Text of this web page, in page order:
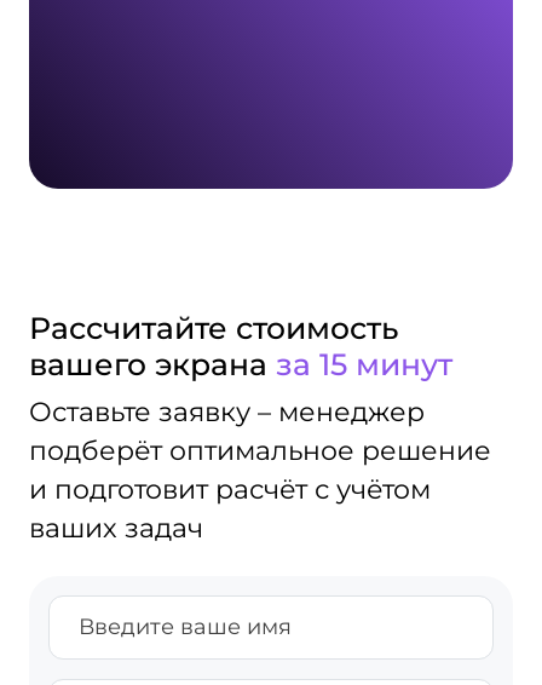
Рассчитайте стоимость
вашего экрана за 15 минут
Оставьте заявку – менеджер
подберёт оптимальное решение
и подготовит расчёт с учётом
ваших задач